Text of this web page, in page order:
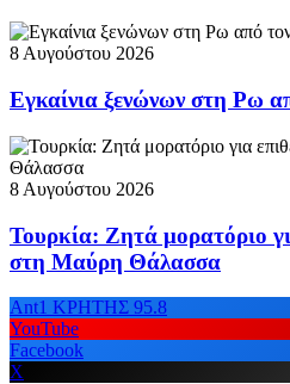
8 Αυγούστου 2026
Εγκαίνια ξενώνων στη Ρω
8 Αυγούστου 2026
Τουρκία: Ζητά μορατόριο
στη Μαύρη Θάλασσα
Ant1 ΚΡΗΤΗΣ 95.8
YouTube
Facebook
X